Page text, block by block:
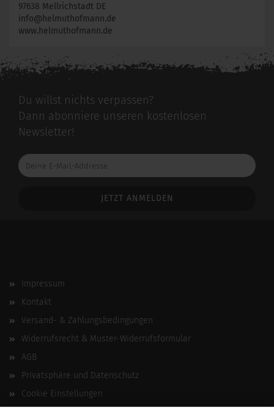
97638 Mellrichstadt DE
info@helmuthofmann.de
www.helmuthofmann.de
Du willst nichts verpassen?
Dann abonniere unseren kostenlosen
Newsletter!
Deine
E-
Impressum
Kontakt
Versand- & Zahlungsbedingungen
Widerrufsrecht & Muster-Widerrufsformular
AGB
Privatsphäre und Datenschutz
Cookie Einstellungen